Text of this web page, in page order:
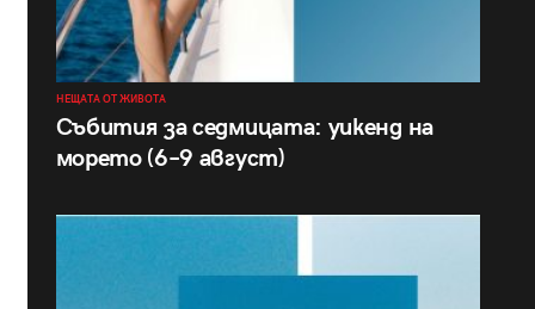
НЕЩАТА ОТ ЖИВОТА
Събития за седмицата: уикенд на
морето (6–9 август)